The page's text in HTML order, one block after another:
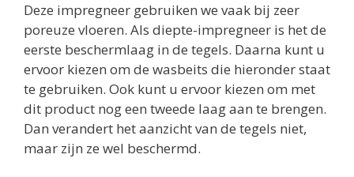
Deze impregneer gebruiken we vaak bij zeer
poreuze vloeren. Als diepte-impregneer is het de
eerste beschermlaag in de tegels. Daarna kunt u
ervoor kiezen om de wasbeits die hieronder staat
te gebruiken. Ook kunt u ervoor kiezen om met
dit product nog een tweede laag aan te brengen.
Dan verandert het aanzicht van de tegels niet,
maar zijn ze wel beschermd.